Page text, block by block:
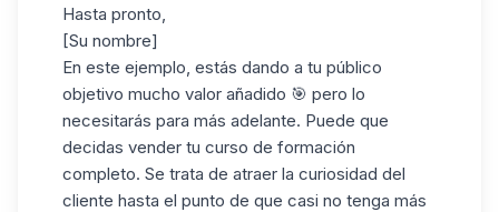
Hasta pronto,
[Su nombre]
En este ejemplo, estás dando a tu público
objetivo mucho valor añadido 🎯 pero lo
necesitarás para más adelante. Puede que
decidas vender tu curso de formación
completo. Se trata de atraer la curiosidad del
cliente hasta el punto de que casi no tenga más